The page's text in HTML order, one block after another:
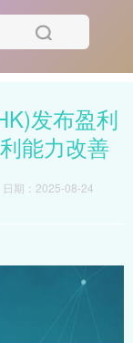
发布盈利
能力改善
日期：2025-08-24